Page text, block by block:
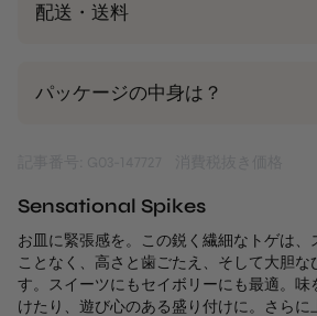
配送・送料
パッケージの中身は？
Sensational Spikes
お皿に緊張感を。この鋭く繊細なトゲは、
ことなく、高さと歯ごたえ、そして大胆な
す。スイーツにもセイボリーにも最適。味
けたり、遊び心のある盛り付けに。さらに